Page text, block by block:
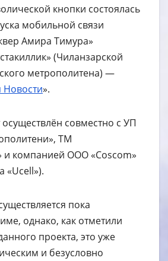
кнопки состоялась
мобильной связи
Амира Тимура»
(Чиланзарской
метрополитена) —
Новости».
совместно с УП
ТМ
и компанией ООО «Coscom»
«Ucell»).
пока
однако, как отметили
проекта, это уже
и безусловно